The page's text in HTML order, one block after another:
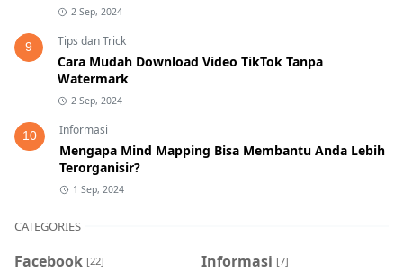
2 Sep, 2024
9 Tips dan Trick
Cara Mudah Download Video TikTok Tanpa
Watermark
2 Sep, 2024
10 Informasi
Mengapa Mind Mapping Bisa Membantu Anda Lebih
Terorganisir?
1 Sep, 2024
CATEGORIES
Facebook [22] Informasi [7]